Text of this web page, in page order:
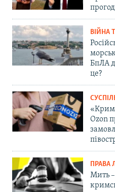
ВІЙНА
БпЛА
це?
«Крим
Ozon
ПРАВА
Мить